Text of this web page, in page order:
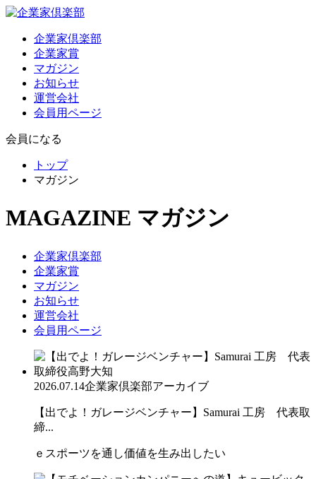
企業家倶楽部
企業家賞
マガジン
お知らせ
運営会社
会員用ページ
会員になる
トップ
マガジン
MAGAZINE マガジン
企業家倶楽部
企業家賞
マガジン
お知らせ
運営会社
会員用ページ
2026.07.14企業家倶楽部アーカイブ
【出でよ！ガレージベンチャー】Samurai 工房 代表取
締...
ｅスポーツを通し価値を生み出したい